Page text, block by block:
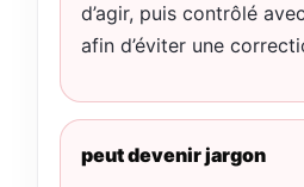
d’agir, puis contrôlé
afin d’éviter une
peut devenir jargon